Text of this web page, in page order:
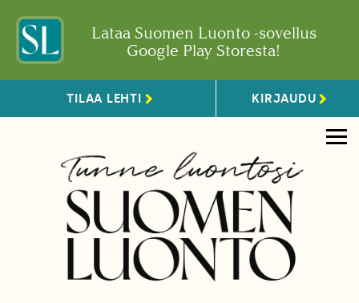
Lataa Suomen Luonto -sovellus
Google Play Storesta!
TILAA LEHTI KIRJAUDU